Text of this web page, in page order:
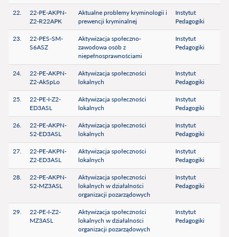
22.
22-PE-AKPN-
Z2-R22APK
Aktualne problemy kryminologii i
prewencji kryminalnej
Instytut
Pedagogiki
23.
22-PES-SM-
S6ASZ
Aktywizacja społeczno-
zawodowa osób z
niepełnosprawnościami
Instytut
Pedagogiki
24.
22-PE-AKPN-
Z2-AkSpLo
Aktywizacja społeczności
lokalnych
Instytut
Pedagogiki
25.
22-PE-I-Z2-
ED3ASL
Aktywizacja społeczności
lokalnych
Instytut
Pedagogiki
26.
22-PE-AKPN-
S2-ED3ASL
Aktywizacja społeczności
lokalnych
Instytut
Pedagogiki
27.
22-PE-AKPN-
Z2-ED3ASL
Aktywizacja społeczności
lokalnych
Instytut
Pedagogiki
28.
22-PE-AKPN-
S2-MZ3ASL
Aktywizacja społeczności
lokalnych w działalności
organizacji pozarządowych
Instytut
Pedagogiki
29.
22-PE-I-Z2-
MZ3ASL
Aktywizacja społeczności
lokalnych w działalności
organizacji pozarządowych
Instytut
Pedagogiki